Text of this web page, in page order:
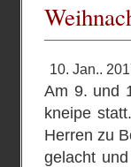
10. Jan..
Am 9. und
kneipe
Herren zu
gelacht